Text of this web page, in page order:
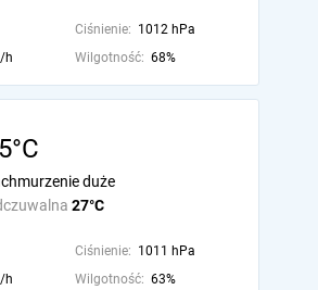
Ciśnienie: 1012 hPa
h Wilgotność: 68%
27°C
duże
Ciśnienie: 1011 hPa
h Wilgotność: 63%